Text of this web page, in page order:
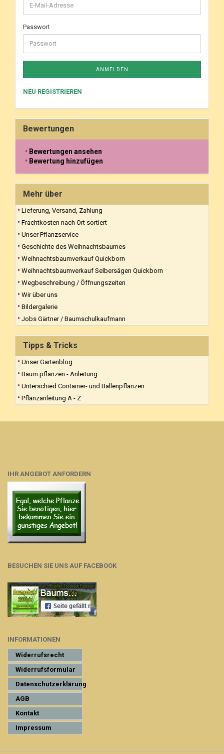
Passwort
ANMELDEN
NEU REGISTRIEREN
Bewertungen
Bewertungen ansehen
Bewertung hinzufügen
Mehr über
Lieferung, Versand, Zahlung
Frachtkosten nach Ort sortiert
Unser Pflanzservice
Geschichte des Weihnachtsbaumes
Weihnachtsbaumverkauf Quickborn
Weihnachtsbaumverkauf Selbersägen Quickborn
Wegbeschreibung / Öffnungszeiten
Wir über uns
Bildergalerie
Jobs Gärtner / Baumschulkaufmann
Tipps & Tricks
Unser Gartenblog
Baum pflanzen - Anleitung
Unterschied Container- und Ballenpflanzen
Pflanzanleitung A - Z
IHR ANGEBOT ANFORDERN
BESUCHEN SIE UNS AUF FACEBOOK
INFORMATIONEN
Widerrufsrecht
Widerrufsformular
Datenschutzerklärung
AGB
Kontakt
Impressum